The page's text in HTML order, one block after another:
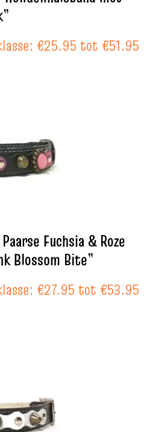
€25.95 tot €51.95
Fuchsia & Roze
Blossom Bite”
€27.95 tot €53.95